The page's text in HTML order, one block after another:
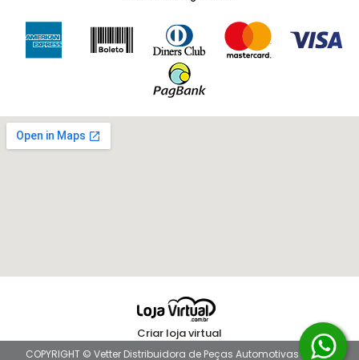
Criar loja virtual
COPYRIGHT © Vetter Distribuidora de Peças Automotivas 2026 -